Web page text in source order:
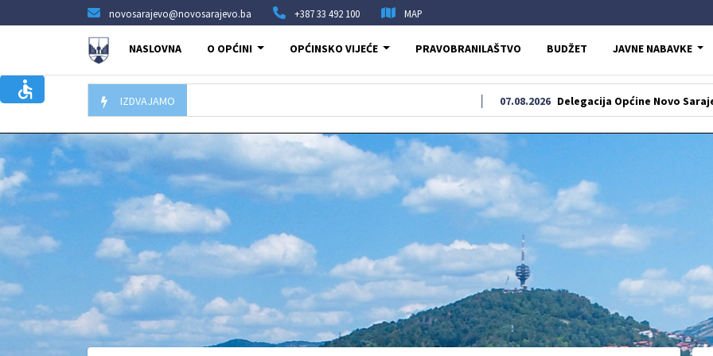
novosarajevo@novosarajevo.ba +387 33 492 100 MAP
NASLOVNA O OPĆINI OPĆINSKO VIJEĆE PRAVOBRANILAŠTVO BUDŽET JAVNE NABAVKE
IZDVAJAMO Delegacija Općine Novo Sarajevo odala